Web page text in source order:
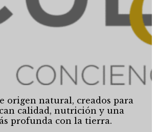
origen natural, creados para
calidad, nutrición y una
profunda con la tierra.